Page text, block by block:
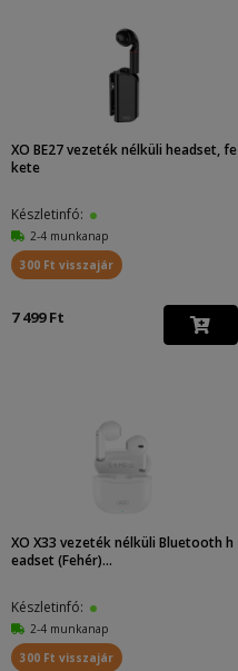
XO BE27 vezeték nélküli headset, fe
kete
Készletinfó:
2-4 munkanap
300 Ft visszajár
7 499 Ft
XO X33 vezeték nélküli Bluetooth h
eadset (Fehér)...
Készletinfó:
2-4 munkanap
300 Ft visszajár